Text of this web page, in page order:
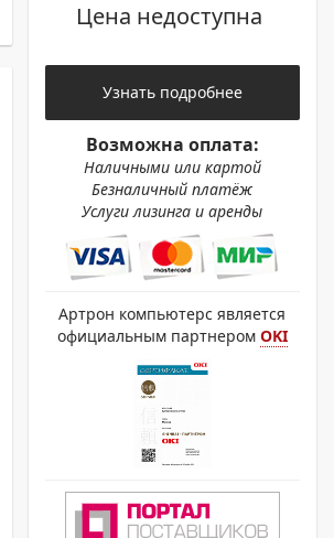
Цена недоступна
Узнать подробнее
Возможна оплата:
Наличными или картой
Безналичный платёж
Услуги лизинга и аренды
Артрон компьютерс является
официальным партнером OKI